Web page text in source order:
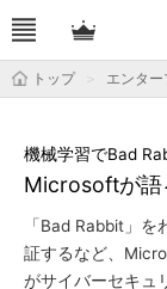
トップ エンタ
Microsoftが語
機械学習でBad
「Bad Rabbit」
証するなど、
がサイバーセキュ